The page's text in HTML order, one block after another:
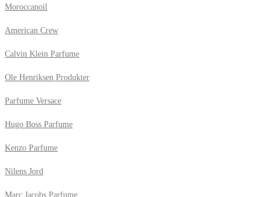
Moroccanoil
American Crew
Calvin Klein Parfume
Ole Henriksen Produkter
Parfume Versace
Hugo Boss Parfume
Kenzo Parfume
Nilens Jord
Marc Jacobs Parfume